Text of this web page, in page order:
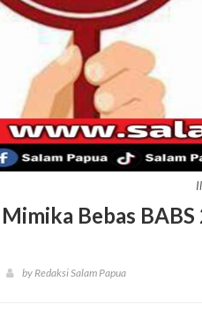
Bebas
by Redaksi Salam Papua